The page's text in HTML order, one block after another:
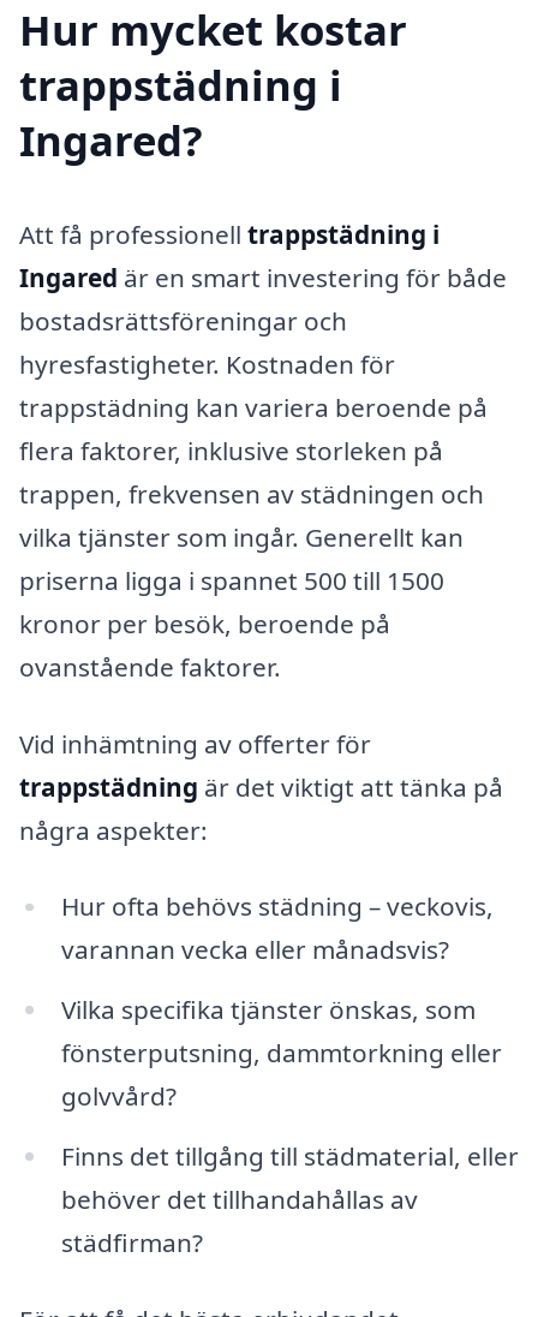
Hur mycket kostar
trappstädning i
Ingared?
Att få professionell trappstädning i
Ingared är en smart investering för både
bostadsrättsföreningar och
hyresfastigheter. Kostnaden för
trappstädning kan variera beroende på
flera faktorer, inklusive storleken på
trappen, frekvensen av städningen och
vilka tjänster som ingår. Generellt kan
priserna ligga i spannet 500 till 1500
kronor per besök, beroende på
ovanstående faktorer.
Vid inhämtning av offerter för
trappstädning är det viktigt att tänka på
några aspekter:
Hur ofta behövs städning – veckovis,
varannan vecka eller månadsvis?
Vilka specifika tjänster önskas, som
fönsterputsning, dammtorkning eller
golvvård?
Finns det tillgång till städmaterial, eller
behöver det tillhandahållas av
städfirman?